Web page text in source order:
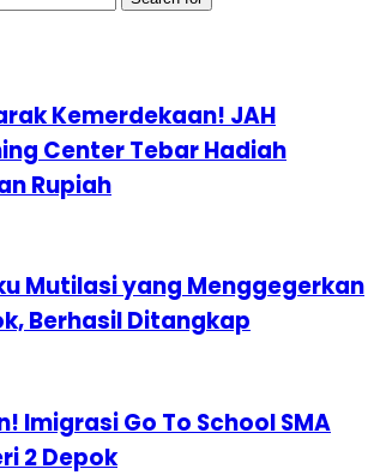
Kemerdekaan! JAH
Center Tebar Hadiah
Rupiah
Mutilasi yang Menggegerkan
Berhasil Ditangkap
Imigrasi Go To School SMA
2 Depok